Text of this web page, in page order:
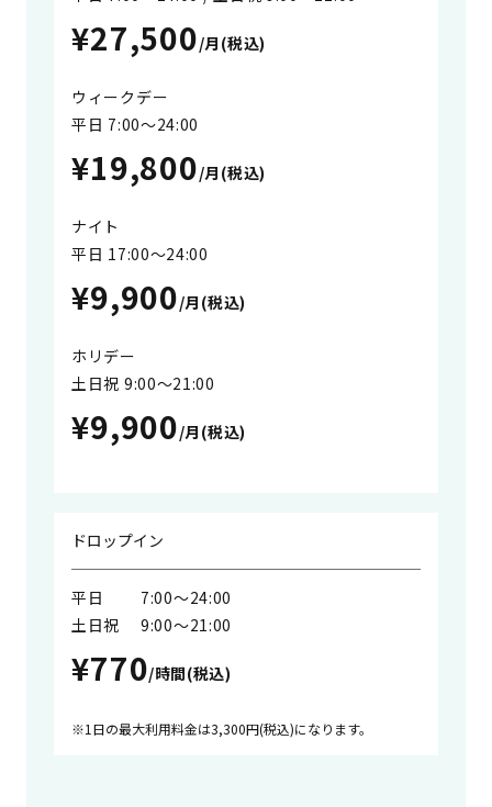
¥27,500/月(税込)
ウィークデー
平日 7:00〜24:00
¥19,800/月(税込)
ナイト
平日 17:00〜24:00
¥9,900/月(税込)
ホリデー
土日祝 9:00～21:00
¥9,900/月(税込)
ドロップイン
平日
7:00〜24:00
土日祝
9:00〜21:00
¥770/時間(税込)
1日の最大利用料金は3,300円(税込)になります。